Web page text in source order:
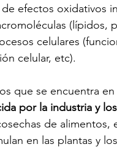
efectos oxidativos
(lípidos,
celulares
celular, etc).
que se encuentra
por la industria y
de
en las plantas y